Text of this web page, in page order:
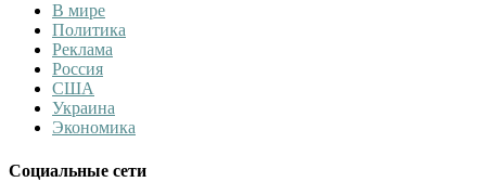
В мире
Политика
Реклама
Россия
США
Украина
Экономика
Социальные сети